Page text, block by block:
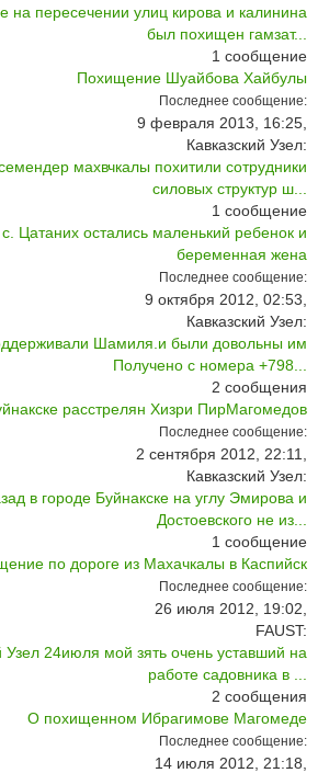
на пересечении улиц кирова и калинина
был похищен гамзат...
1 сообщение
Похищение Шуайбова Хайбулы
Последнее сообщение:
9 февраля 2013, 16:25,
Кавказский Узел:
махвчкалы похитили сотрудники
силовых структур ш...
1 сообщение
Цатаних остались маленький ребенок и
беременная жена
Последнее сообщение:
9 октября 2012, 02:53,
Кавказский Узел:
Шамиля.и были довольны им
Получено с номера +798...
2 сообщения
расстрелян Хизри ПирМагомедов
Последнее сообщение:
2 сентября 2012, 22:11,
Кавказский Узел:
в городе Буйнакске на углу Эмирова и
Достоевского не из...
1 сообщение
по дороге из Махачкалы в Каспийск
Последнее сообщение:
26 июля 2012, 19:02,
FAUST:
Узел 24июля мой зять очень уставший на
работе садовника в ...
2 сообщения
О похищенном Ибрагимове Магомеде
Последнее сообщение:
14 июля 2012, 21:18,